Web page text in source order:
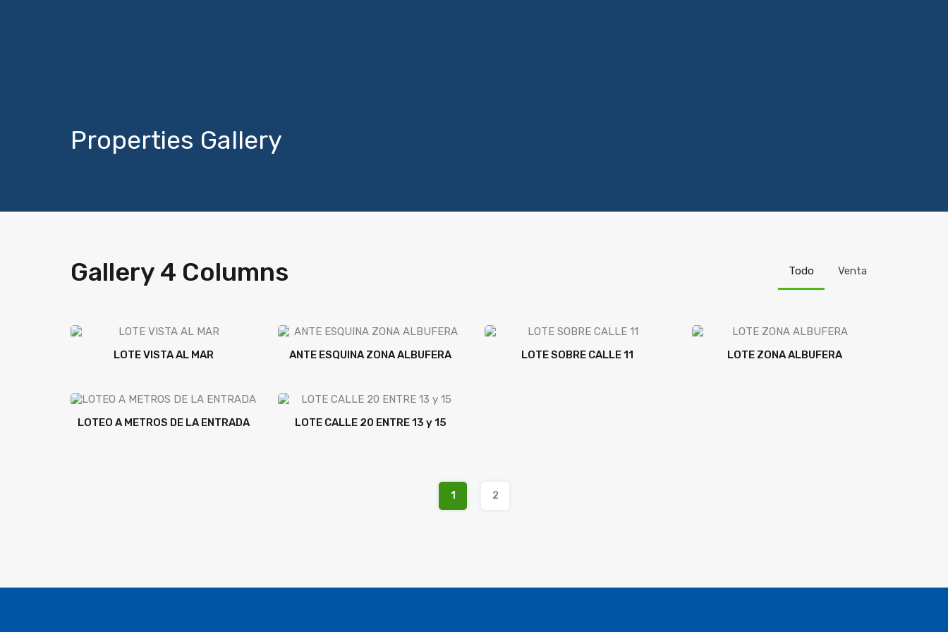
Properties Gallery
Gallery 4 Columns Todo Venta
LOTE VISTA AL MAR ANTE ESQUINA ZONA ALBUFERA LOTE SOBRE CALLE 11 LOTE ZONA ALBUFERA
LOTEO A METROS DE LA ENTRADA LOTE CALLE 20 ENTRE 13 y 15
1 2